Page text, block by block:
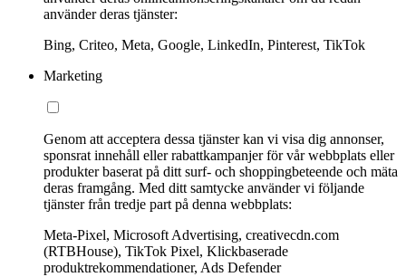
använder deras tjänster:
Bing, Criteo, Meta, Google, LinkedIn, Pinterest, TikTok
Marketing
Genom att acceptera dessa tjänster kan vi visa dig annonser,
sponsrat innehåll eller rabattkampanjer för vår webbplats eller
produkter baserat på ditt surf- och shoppingbeteende och mäta
deras framgång. Med ditt samtycke använder vi följande
tjänster från tredje part på denna webbplats:
Meta-Pixel, Microsoft Advertising, creativecdn.com
(RTBHouse), TikTok Pixel, Klickbaserade
produktrekommendationer, Ads Defender